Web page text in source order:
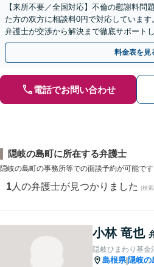
【来所不要／全国対応】不倫の慰謝料問
た方の双方に相談料0円で対応していま
弁護士が交渉から解決まで徹底サポート
手金の返還保証もありますので安心して
料金表を見
電話でお問い合わせ
隠岐の島町に所在する弁護士
隠岐の島町の事務所等での面談予約が可能です
1 人の弁護士が見つかりました (検
小林 竜也
隠岐ひまわり基金
島根県|隠岐の